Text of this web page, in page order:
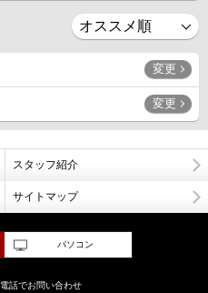
変更
変更
スタッフ紹介
サイトマップ
パソコン
電話でお問い合わせ